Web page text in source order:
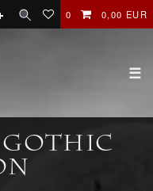
0 0,00 EUR
☰
Gothic